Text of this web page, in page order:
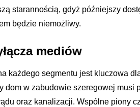
starannością, gdyż późniejszy
będzie niemożliwy.
mediów
każdego segmentu jest kluczowa
dom w zabudowie szeregowej musi
oraz kanalizacji. Wspólne piony